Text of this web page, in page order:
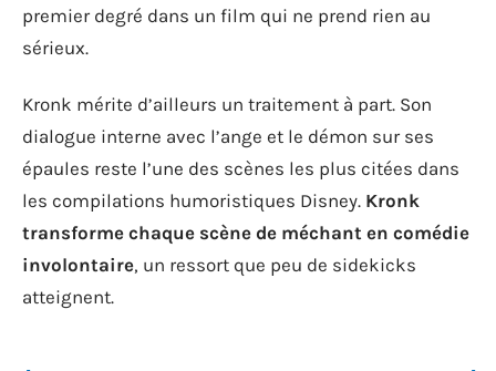
premier degré dans un film qui ne prend rien au
sérieux.
Kronk mérite d’ailleurs un traitement à part. Son
dialogue interne avec l’ange et le démon sur ses
épaules reste l’une des scènes les plus citées dans
les compilations humoristiques Disney. Kronk
transforme chaque scène de méchant en comédie
involontaire, un ressort que peu de sidekicks
atteignent.